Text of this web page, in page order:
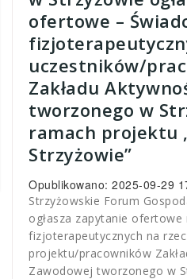
ofertowe –
uczestników/
Zakładu
tworzonego w
ramach projektu
Strzyżowie”
Opublikowano: 2025-09-29
Strzyżowskie Forum
ogłasza zapytanie ofertowe
fizjoterapeutycznych na
projektu/pracowników
Zawodowej tworzonego w